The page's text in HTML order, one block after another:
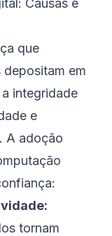
Causas e
que
depositam em
integridade
e
A adoção
tornam